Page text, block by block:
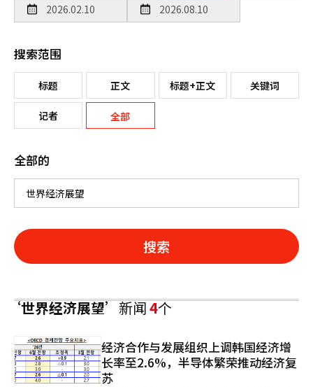
搜索范围
标题 正文 标题+正文 关键词
记者 全部
全部的
搜索
‘世界经济展望’新闻4个
经济合作与发展组织上调韩国经济增
长率至2.6%，半导体繁荣推动经济复
苏